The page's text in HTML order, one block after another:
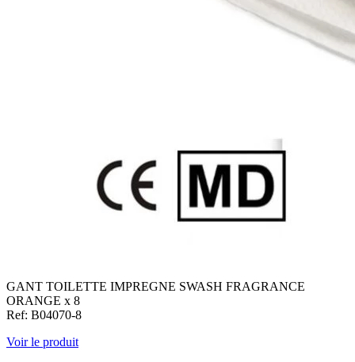
GANT TOILETTE IMPREGNE SWASH FRAGRANCE
ORANGE x 8
Ref: B04070-8
Voir le produit